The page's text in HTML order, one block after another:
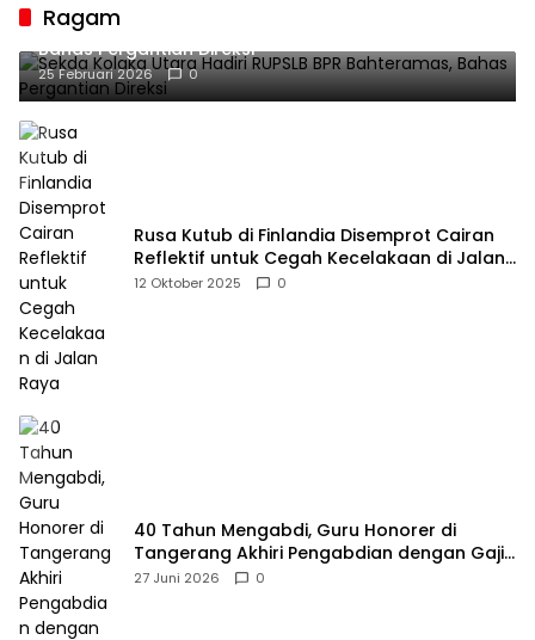
Ragam
Sekda Kolaka Utara Hadiri RUPSLB BPR Bahteramas,
Bahas Pergantian Direksi
25 Februari 2026 0
Rusa Kutub di Finlandia Disemprot Cairan
Reflektif untuk Cegah Kecelakaan di Jalan
Raya
12 Oktober 2025 0
40 Tahun Mengabdi, Guru Honorer di
Tangerang Akhiri Pengabdian dengan Gaji
Rp414 Ribu
27 Juni 2026 0